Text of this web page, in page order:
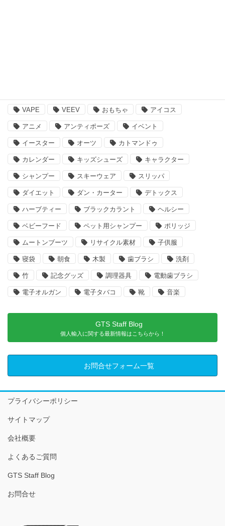
VAPE VEEV おもちゃ アイコス
アニメ アンティポーズ イベント
イースター オーツ カトマンドゥ
カレンダー キッズシューズ キャラクター
シャンプー スキーウェア スリッパ
ダイエット ダン・カーター デトックス
ハーブティー ブラックカラント ヘルシー
ベビーフード ペット用シャンプー ポリッジ
ムートンブーツ リサイクル素材 子供服
寝袋 朝食 木製 歯ブラシ 洗剤
竹 記念グッズ 調理器具 電動歯ブラシ
電子オルガン 電子タバコ 靴 音楽
GTS Staff Blog
個人輸入に関する最新情報はこちらから！
お問合せフォーム一覧
プライバシーポリシー
サイトマップ
会社概要
よくあるご質問
GTS Staff Blog
お問合せ